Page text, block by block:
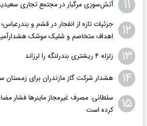
۱۱ آتش‌سوزی مرگبار در مجتمع تجاری
۱۲
جزئیات تازه از انفجار در قشم و
اهداف متخاصم و شلیک موشک هشدارآمیز
۱۳ زلزله ۴ ریشتری بندرلنگه را لرزاند
۱۴ هشدار شرکت گاز مازندران برای زمستان
۱۵
سلطانی: مصرف غیرمجاز ماینرها فشار
کرده است